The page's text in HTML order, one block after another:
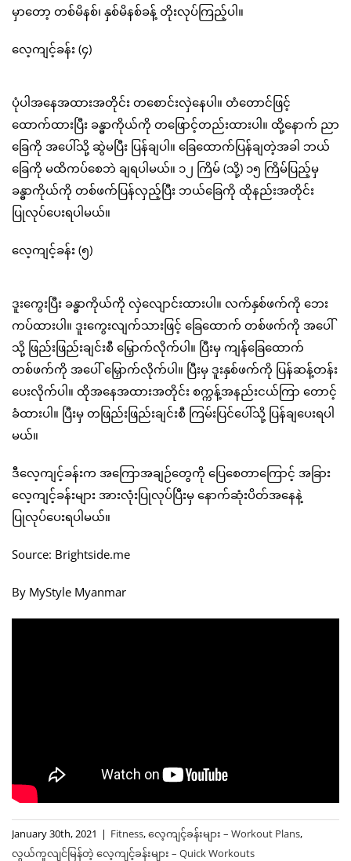
မှာတော့ တစ်မိနစ်၊ နှစ်မိနစ်ခန့် တိုးလုပ်ကြည့်ပါ။
လေ့ကျင့်ခန်း (၄)
ပုံပါအနေအထားအတိုင်း တစောင်းလှဲနေပါ။ တံတောင်ဖြင့်
ထောက်ထားပြီး ခန္ဓာကိုယ်ကို တဖြောင့်တည်းထားပါ။ ထို့နောက် ညာ
ခြေကို အပေါ်သို့ ဆွဲမပြီး ပြန်ချပါ။ ခြေထောက်ပြန်ချတဲ့အခါ ဘယ်
ခြေကို မထိကပ်စေဘဲ ချရပါမယ်။ ၁၂ ကြိမ် (သို့) ၁၅ ကြိမ်ပြည့်မှ
ခန္ဓာကိုယ်ကို တစ်ဖက်ပြန်လှည့်ပြီး ဘယ်ခြေကို ထိုနည်းအတိုင်း
ပြုလုပ်ပေးရပါမယ်။
လေ့ကျင့်ခန်း (၅)
ဒူးကွေးပြီး ခန္ဓာကိုယ်ကို လှဲလျောင်းထားပါ။ လက်နှစ်ဖက်ကို ဘေး
ကပ်ထားပါ။ ဒူးကွေးလျက်သားဖြင့် ခြေထောက် တစ်ဖက်ကို အပေါ်
သို့ ဖြည်းဖြည်းချင်းစီ မြှောက်လိုက်ပါ။ ပြီးမှ ကျန်ခြေထောက်
တစ်ဖက်ကို အပေါ် မြှောက်လိုက်ပါ။ ပြီးမှ ဒူးနှစ်ဖက်ကို ပြန်ဆန့်တန်း
ပေးလိုက်ပါ။ ထိုအနေအထားအတိုင်း စက္ကန့်အနည်းငယ်ကြာ တောင့်
ခံထားပါ။ ပြီးမှ တဖြည်းဖြည်းချင်းစီ ကြမ်းပြင်ပေါ်သို့ ပြန်ချပေးရပါ
မယ်။
ဒီလေ့ကျင့်ခန်းက အကြောအချဉ်တွေကို ပြေစေတာကြောင့် အခြား
လေ့ကျင့်ခန်းများ အားလုံးပြုလုပ်ပြီးမှ နောက်ဆုံးပိတ်အနေနဲ့
ပြုလုပ်ပေးရပါမယ်။
Source: Brightside.me
By MyStyle Myanmar
January 30th, 2021 | Fitness,လေ့ကျင့်ခန်းများ – Workout Plans,
လွယ်ကူလျင်မြန်တဲ့ ‌လေ့ကျင့်ခန်းများ – Quick Workouts